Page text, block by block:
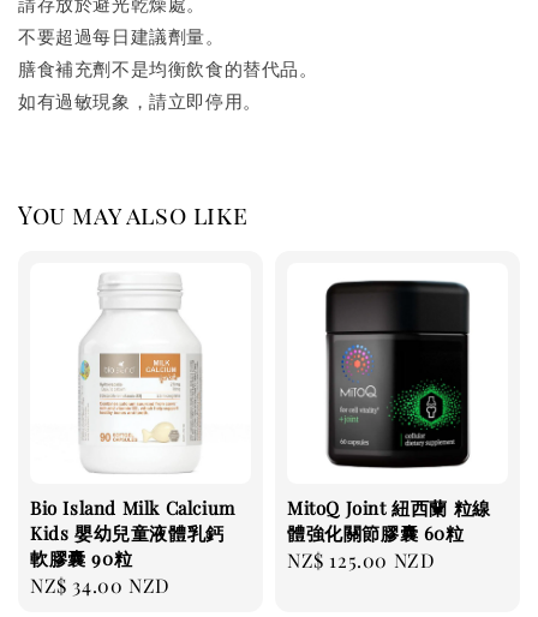
不要超過每日建議劑量。
膳食補充劑不是均衡飲食的替代品。
如有過敏現象，請立即停用。
You may also like
Bio Island Milk Calcium
Kids 嬰幼兒童液體乳鈣
軟膠囊 90粒
Regular
NZ$ 34.00 NZD
MitoQ Joint 紐西蘭 粒線
體強化關節膠囊 60粒
Regular
NZ$ 125.00 NZD